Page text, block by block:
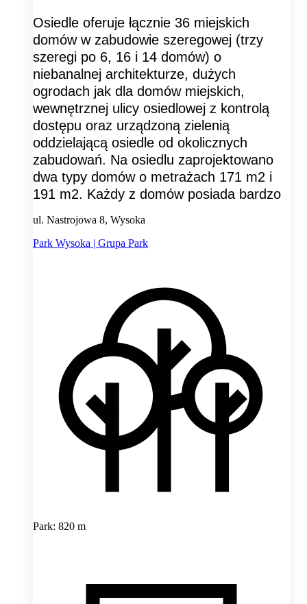
Osiedle oferuje łącznie 36 miejskich
domów w zabudowie szeregowej (trzy
szeregi po 6, 16 i 14 domów) o
niebanalnej architekturze, dużych
ogrodach jak dla domów miejskich,
wewnętrznej ulicy osiedlowej z kontrolą
dostępu oraz urządzoną zielenią
oddzielającą osiedle od okolicznych
zabudowań. Na osiedlu zaprojektowano
dwa typy domów o metrażach 171 m2 i
191 m2. Każdy z domów posiada bardzo
ul. Nastrojowa 8, Wysoka
Park Wysoka | Grupa Park
Park: 820 m